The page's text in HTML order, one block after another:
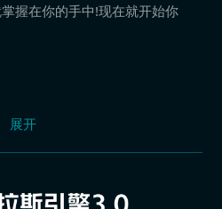
握在你的手中!现在就开始你
展开